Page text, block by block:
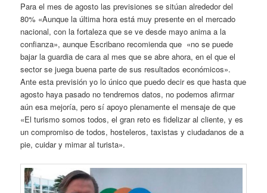
Para el mes de agosto las previsiones se sitúan alrededor del
80% «Aunque la última hora está muy presente en el mercado
nacional, con la fortaleza que se ve desde mayo anima a la
confianza», aunque Escribano recomienda que «no se puede
bajar la guardia de cara al mes que se abre ahora, en el que el
sector se juega buena parte de sus resultados económicos».
Ante esta previsión yo lo único que puedo decir es que hasta que
agosto haya pasado no tendremos datos, no podemos afirmar
aún esa mejoría, pero sí apoyo plenamente el mensaje de que
«El turismo somos todos, el gran reto es fidelizar al cliente, y es
un compromiso de todos, hosteleros, taxistas y ciudadanos de a
pie, cuidar y mimar al turista».